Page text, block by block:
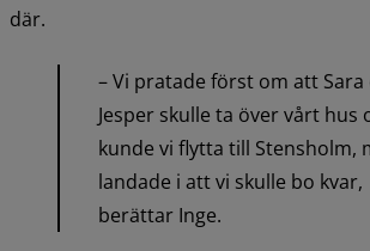
där.
– Vi pratade först om att Sara
Jesper skulle ta över vårt hus
kunde vi flytta till Stensholm,
landade i att vi skulle bo kvar,
berättar Inge.